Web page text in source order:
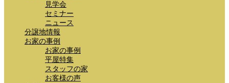
見学会
セミナー
ニュース
分譲地情報
お家の事例
お家の事例
平屋特集
スタッフの家
お客様の声